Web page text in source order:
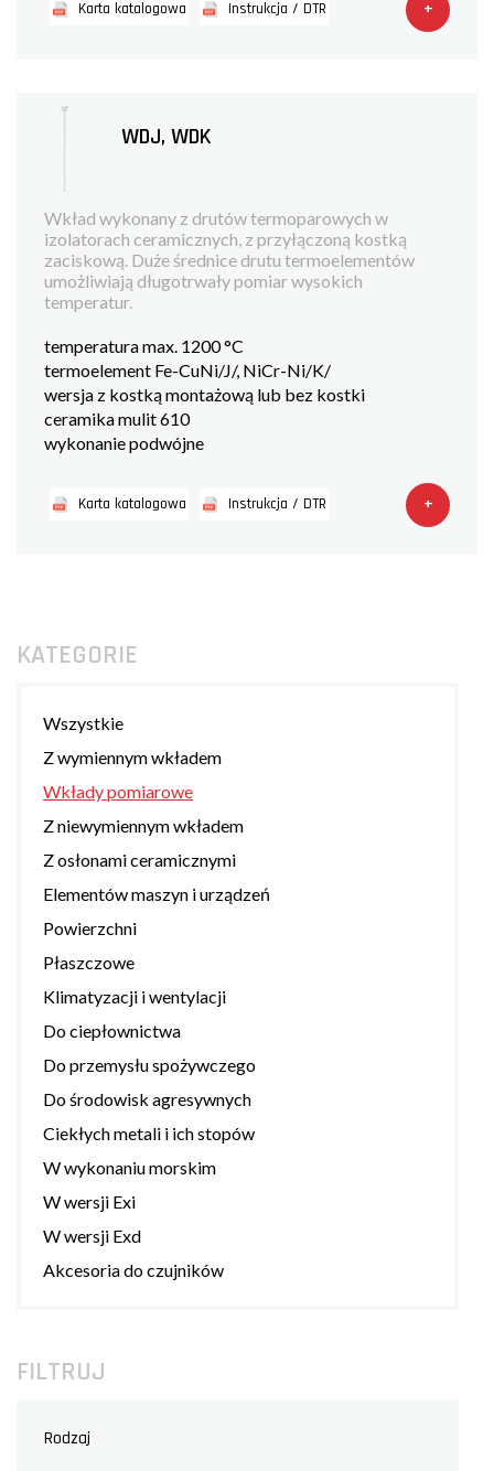
KATEGORIE
Wszystkie
Z wymiennym wkładem
Wkłady pomiarowe
Z niewymiennym wkładem
Z osłonami ceramicznymi
Elementów maszyn i urządzeń
Powierzchni
Płaszczowe
Klimatyzacji i wentylacji
Do ciepłownictwa
Do przemysłu spożywczego
Do środowisk agresywnych
Ciekłych metali i ich stopów
W wykonaniu morskim
W wersji Exi
W wersji Exd
Akcesoria do czujników
FILTRUJ
Rodzaj
Karta katalogowa Instrukcja / DTR +
WDJ, WDK
Wkład wykonany z drutów termoparowych w
izolatorach ceramicznych, z przyłączoną kostką
zaciskową. Duże średnice drutu termoelementów
umożliwiają długotrwały pomiar wysokich
temperatur.
temperatura max. 1200 °C
termoelement Fe-CuNi/J/, NiCr-Ni/K/
wersja z kostką montażową lub bez kostki
ceramika mulit 610
wykonanie podwójne
Karta katalogowa Instrukcja / DTR +